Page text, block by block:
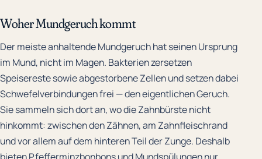
Woher Mundgeruch kommt
Der meiste anhaltende Mundgeruch hat seinen Ursprung
im Mund, nicht im Magen. Bakterien zersetzen
Speisereste sowie abgestorbene Zellen und setzen dabei
Schwefelverbindungen frei — den eigentlichen Geruch.
Sie sammeln sich dort an, wo die Zahnbürste nicht
hinkommt: zwischen den Zähnen, am Zahnfleischrand
und vor allem auf dem hinteren Teil der Zunge. Deshalb